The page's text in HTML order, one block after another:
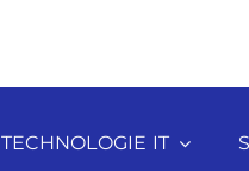
TECHNOLOGIE IT